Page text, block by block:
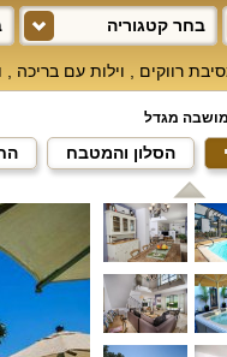
בחר קטגוריה
רווקים וילות עם בריכה
מגדל
הסלון והמטבח